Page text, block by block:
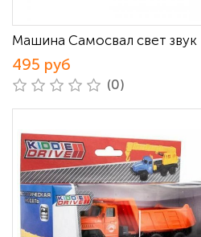
Машина Самосвал свет звук
495 руб
(0)